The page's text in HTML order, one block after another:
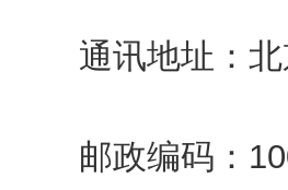
通讯地址：北
邮政编码：